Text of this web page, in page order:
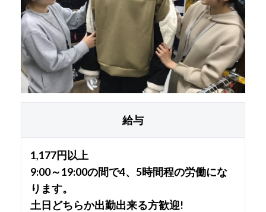
給与
1,177円以上
9:00～19:00の間で4、5時間程の労働にな
ります。
土日どちらか出勤出来る方歓迎!